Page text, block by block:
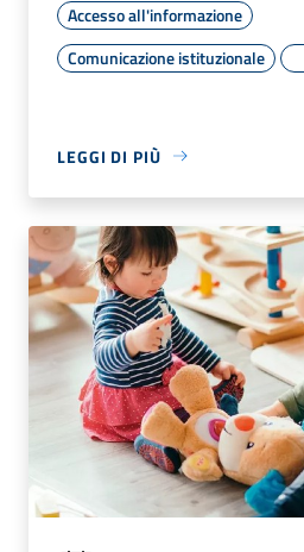
Accesso all'informazione
Comunicazione istituzionale
LEGGI DI PIÙ